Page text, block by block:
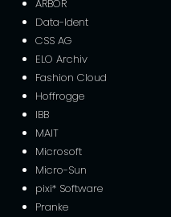
ARBOR
Data-Ident
CSS AG
ELO Archiv
Fashion Cloud
Hoffrogge
IBB
MAIT
Microsoft
Micro-Sun
pixi* Software
Pranke